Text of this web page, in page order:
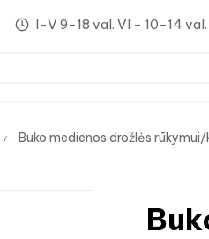
I-V 9-18 val. VI - 10-14 val.
Buko medienos drožlės